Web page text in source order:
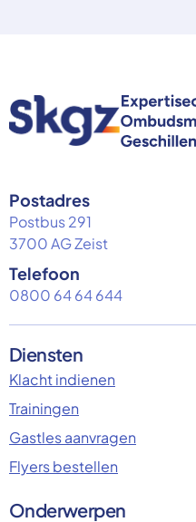
Postadres
Postbus 291
3700 AG Zeist
Telefoon
0800 64 64 644
Diensten
Klacht indienen
Trainingen
Gastles aanvragen
Flyers bestellen
Onderwerpen